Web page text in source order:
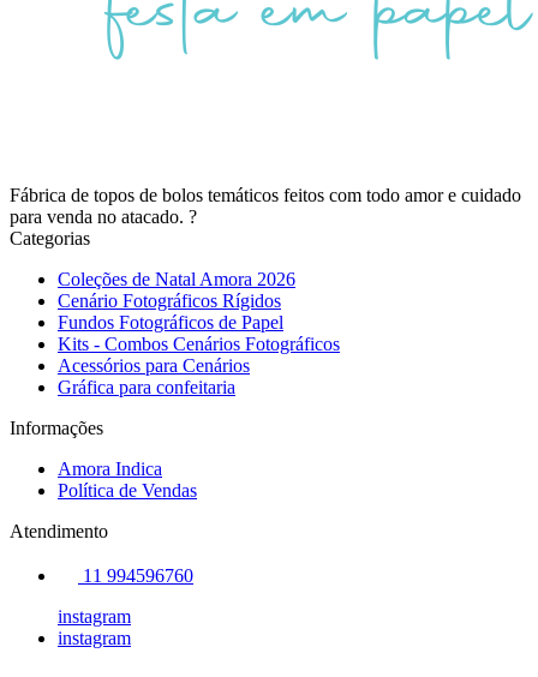
Fábrica de topos de bolos temáticos feitos com todo amor e cuidado
para venda no atacado. ?
Categorias
Coleções de Natal Amora 2026
Cenário Fotográficos Rígidos
Fundos Fotográficos de Papel
Kits - Combos Cenários Fotográficos
Acessórios para Cenários
Gráfica para confeitaria
Informações
Amora Indica
Política de Vendas
Atendimento
11 994596760
instagram
instagram